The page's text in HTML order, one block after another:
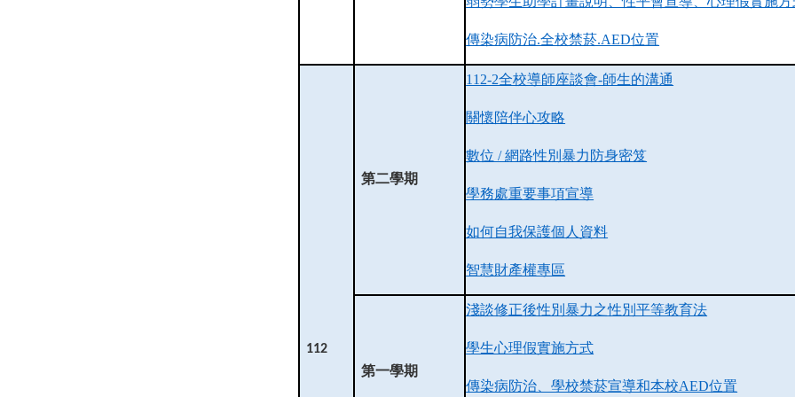
傳染病防治.全校禁菸.AED位置
112
第二學期
112-2全校導師座談會-師生的溝通
關懷陪伴心攻略
數位 / 網路性別暴力防身密笈
學務處重要事項宣導
如何自我保護個人資料
智慧財產權專區
第一學期
淺談修正後性別暴力之性別平等教育法
學生心理假實施方式
傳染病防治、學校禁菸宣導和本校AED位置